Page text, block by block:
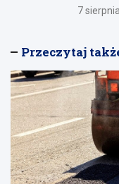
7
Przeczytaj